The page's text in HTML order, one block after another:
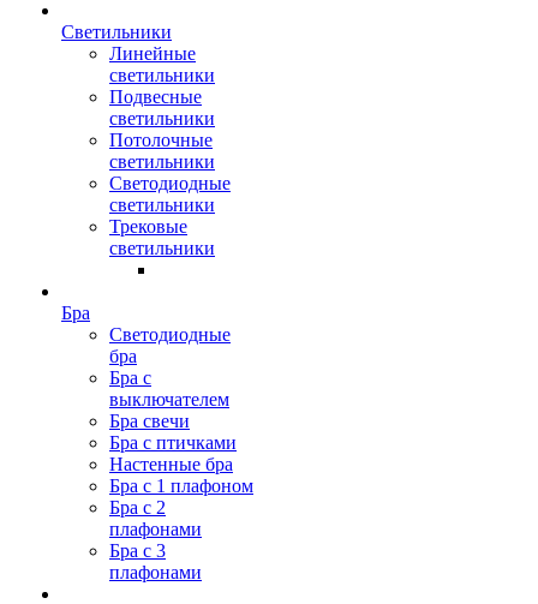
Светильники
Линейные
светильники
Подвесные
светильники
Потолочные
светильники
Светодиодные
светильники
Трековые
светильники
Бра
Светодиодные
бра
Бра с
выключателем
Бра свечи
Бра с птичками
Настенные бра
Бра с 1 плафоном
Бра с 2
плафонами
Бра с 3
плафонами